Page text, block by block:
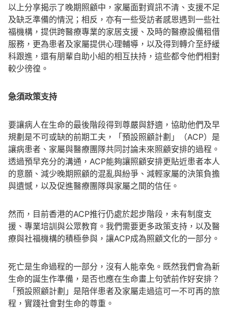
以上分享揭示了晚期照顧中，家屬面對資訊不清、支援不足
及缺乏準備的情況；相反，亦有一些受訪者感恩遇到一些社
福機構，提供跨醫療專業的家居支援、及時的醫療設備租借
服務，更為患者及家屬提供心理輔導，以及得到轉介至紓緩
科跟進，還有朋輩自助小組的相互扶持，這些都令他們相對
較少徬徨。
急須政策支持
要讓病人在生命的最後階段得到尊嚴與舒適，協助他們及早
規劃是不可或缺的前期工夫，「預設照顧計劃」（ACP）是
讓病患者、家屬與醫療團隊共同討論未來照顧安排的過程。
透過預早充分的溝通，ACP能夠讓照顧安排更貼近患者本人
的意願、減少晚期照顧的混亂與紛爭、減輕家屬的決策負擔
與遺憾，以及促進醫療團隊與家屬之間的信任。
然而，目前香港的ACP推行仍處於起步階段，未有制度支
援、專業培訓與公眾教育。我們需要更多政策支持，以及醫
療與社福機構的積極參與，讓ACP成為照顧文化的一部分。
死亡是生命過程的一部分，沒有人能幸免。既然我們會為新
生命的誕生作準備，是否也應在生命畫上句號前作好安排？
「預設照顧計劃」是陪伴患者及家屬走過這可一不可再的旅
程，實踐社會對生命的尊重。